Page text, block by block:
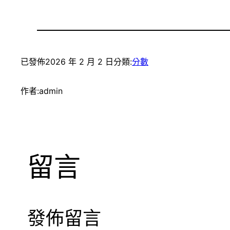
已發佈2026 年 2 月 2 日 分類:分數
作者:admin
留言
發佈留言